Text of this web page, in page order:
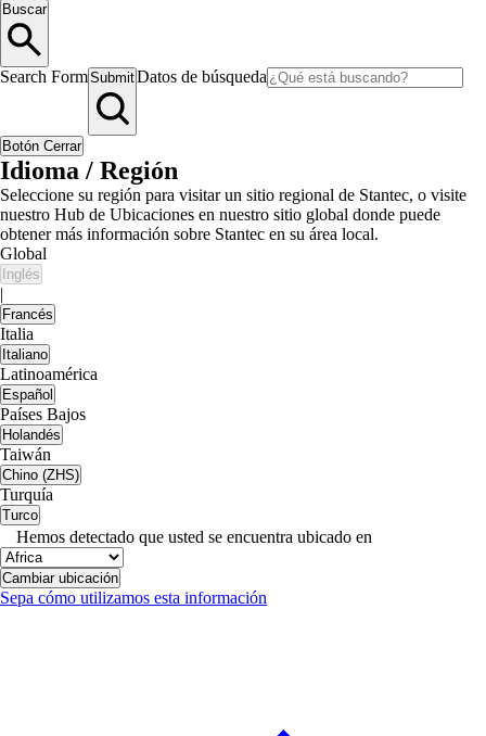
Buscar
Search FormSubmitDatos de búsqueda
Botón Cerrar
Idioma / Región
Seleccione su región para visitar un sitio regional de Stantec, o visite
nuestro Hub de Ubicaciones en nuestro sitio global donde puede
obtener más información sobre Stantec en su área local.
Global
Inglés
|
Francés
Italia
Italiano
Latinoamérica
Español
Países Bajos
Holandés
Taiwán
Chino (ZHS)
Turquía
Turco
Hemos detectado que usted se encuentra ubicado en
Cambiar ubicación
Sepa cómo utilizamos esta información